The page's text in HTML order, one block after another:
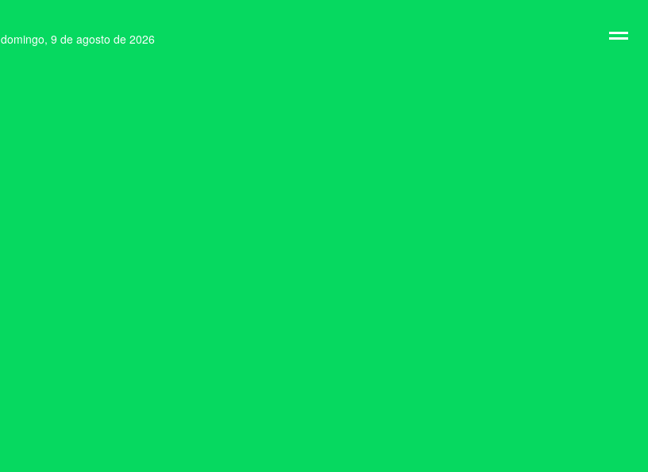
domingo, 9 de agosto de 2026